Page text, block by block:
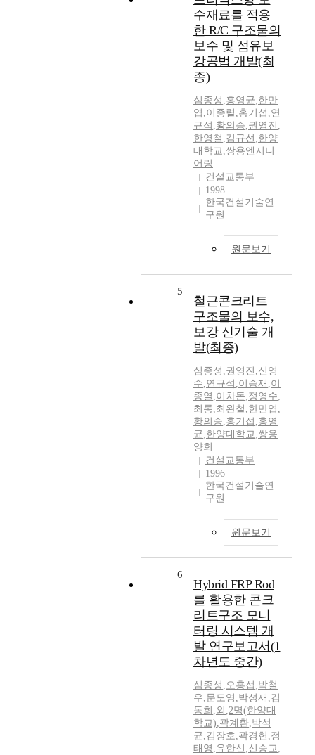
수재료를 적용
한 R/C 구조물의
보수 및 섬유보
강공법 개발(최
종)
심종성 ,홍영균,한만
엽 ,이종렬 ,홍기섭 ,연
규석 ,황의승,권영진 ,
한영철 ,김규선 ,한양
대학교,쌍용엔지니
어링
건설교통부
1998
한국건설기술연
구원
원문보기
5
철근콘크리트
구조물의 보수,
보강 신기술 개
발(최종)
심종성 ,권영진 ,신영
수,연규석 ,이승재 ,이
종열 ,이차돈,정영수,
최롱,최완철 ,한만엽 ,
황의승,홍기섭 ,홍영
균,한양대학교,쌍용
양회
건설교통부
1996
한국건설기술연
구원
원문보기
6
Hybrid FRP Rod
를 활용한 콘크
리트구조 모니
터링 시스템 개
발 연구보고서(1
차년도 중간)
심종성 ,오홍섭 ,박철
우,문도영 ,박성재 ,김
동희 ,외 ,2명(한양대
학교),곽계환,박석
균,김장호,곽경헌 ,정
태영 ,유한신 ,신승교,